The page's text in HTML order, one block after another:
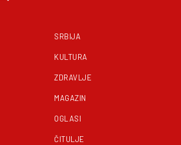
SRBIJA
KULTURA
ZDRAVLJE
MAGAZIN
OGLASI
ČITULJE